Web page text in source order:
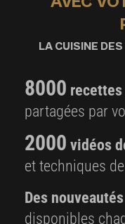
LA CUISINE
8000
partagées par
2000 vidéos
et techniques
Des nouveautés
disponibles